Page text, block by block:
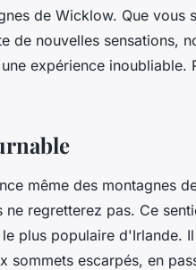
de Wicklow. Que vous
de nouvelles sensations,
expérience inoubliable.
même des montagnes
regretterez pas. Ce
plus populaire d'Irlande.
sommets escarpés, en